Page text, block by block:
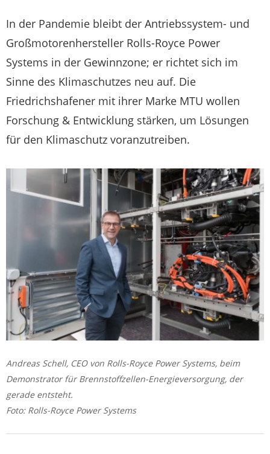
In der Pandemie bleibt der Antriebssystem- und
Großmotorenhersteller Rolls-Royce Power
Systems in der Gewinnzone; er richtet sich im
Sinne des Klimaschutzes neu auf. Die
Friedrichshafener mit ihrer Marke MTU wollen
Forschung & Entwicklung stärken, um Lösungen
für den Klimaschutz voranzutreiben.
Andreas Schell, CEO von Rolls-Royce Power Systems, beim
Demonstrator für Brennstoffzellen-Energieversorgung, der
gerade entsteht.
Foto: Rolls-Royce Power Systems